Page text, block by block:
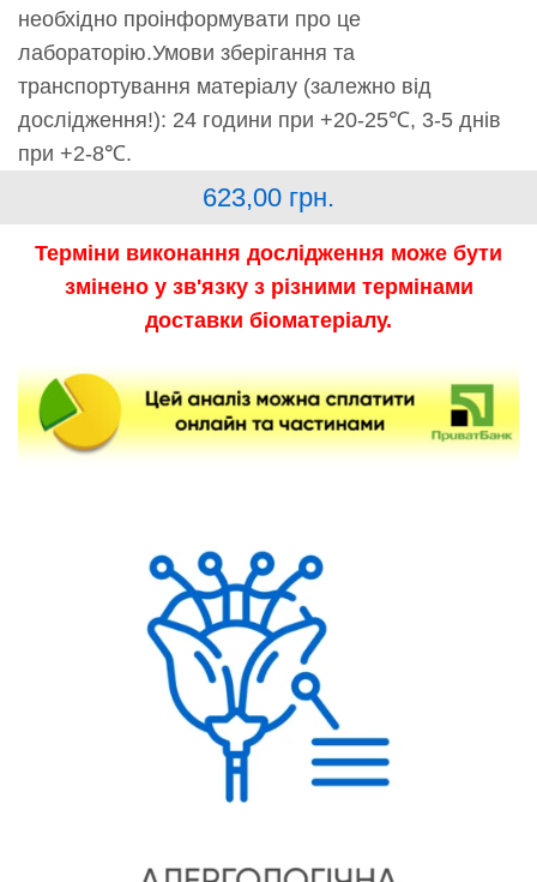
необхідно проінформувати про це
лабораторію.Умови зберігання та
транспортування матеріалу (залежно від
дослідження!): 24 години при +20-25℃, 3-5 днів
при +2-8℃.
623,00 грн.
Терміни виконання дослідження може бути
змінено у зв'язку з різними термінами
доставки біоматеріалу.